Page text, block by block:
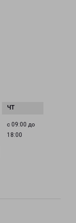
с 09:00 до
18:00